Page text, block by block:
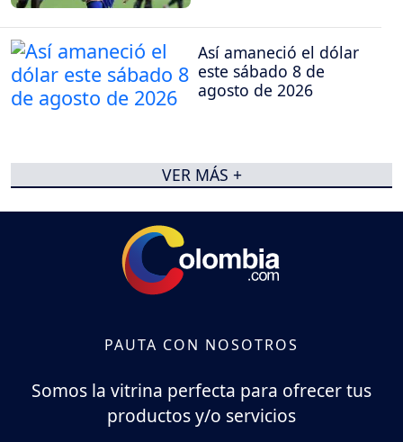
Así amaneció el dólar
este sábado 8 de
agosto de 2026
VER MÁS +
PAUTA CON NOSOTROS
Somos la vitrina perfecta para ofrecer tus
productos y/o servicios